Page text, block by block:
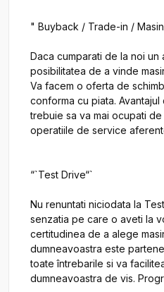
" Buyback / Trade-in /
Daca cumparati de la noi
posibilitatea de a vinde
Va facem o oferta de
conforma cu piata.
trebuie sa va mai ocupati
operatiile de service
“`Test Drive“`
Nu renuntati niciodata la
senzatia pe care o aveti la
certitudinea de a alege
dumneavoastra este
toate întrebarile si va